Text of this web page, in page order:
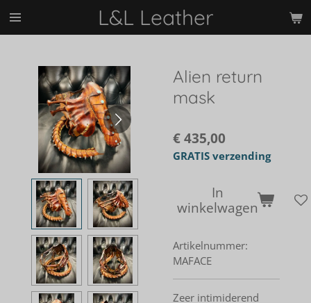
Ga
hoofdinhoud
L&L Leather
Alien return
mask
€ 435,00
GRATIS verzending
In
winkelwagen
Artikelnummer:
MAFACE
Zeer intimiderend